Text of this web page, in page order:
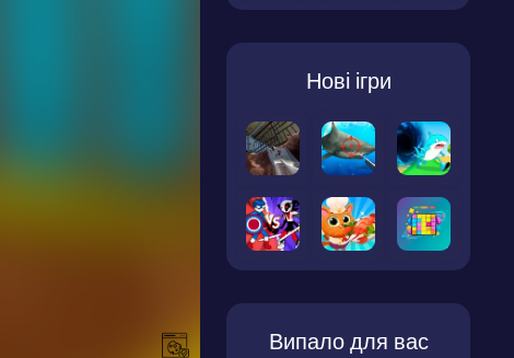
Нові ігри
Випало для вас